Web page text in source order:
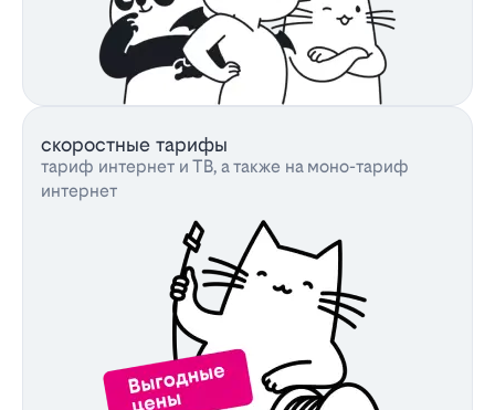
скоростные тарифы
тариф интернет и ТВ, а также на моно-тариф
интернет